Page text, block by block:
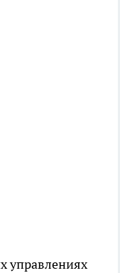
управлениях